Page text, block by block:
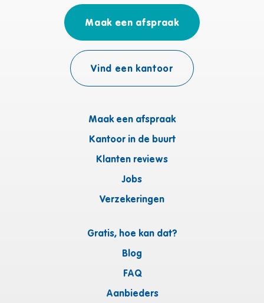
Maak een afspraak
Kantoor in de buurt
Klanten reviews
Jobs
Verzekeringen
Gratis, hoe kan dat?
Blog
FAQ
Aanbieders
Maak een afspraak
Vind een kantoor